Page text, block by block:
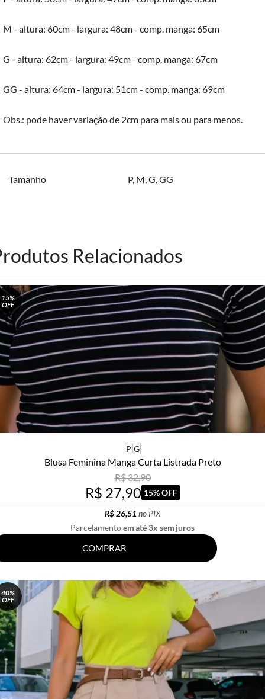
M - altura: 60cm - largura: 48cm - comp. manga: 65cm
G - altura: 62cm - largura: 49cm - comp. manga: 67cm
GG - altura: 64cm - largura: 51cm - comp. manga: 69cm
Obs.: pode haver variação de 2cm para mais ou para menos.
Tamanho P, M,G,GG
Relacionados
15%
OFF
P G
Blusa Feminina Manga Curta Listrada Preto
R$ 32,90
R$ 27,90 15% OFF
R$ 26,51 no PIX
Parcelamentoem até 3x sem juros
COMPRAR
40%
OFF